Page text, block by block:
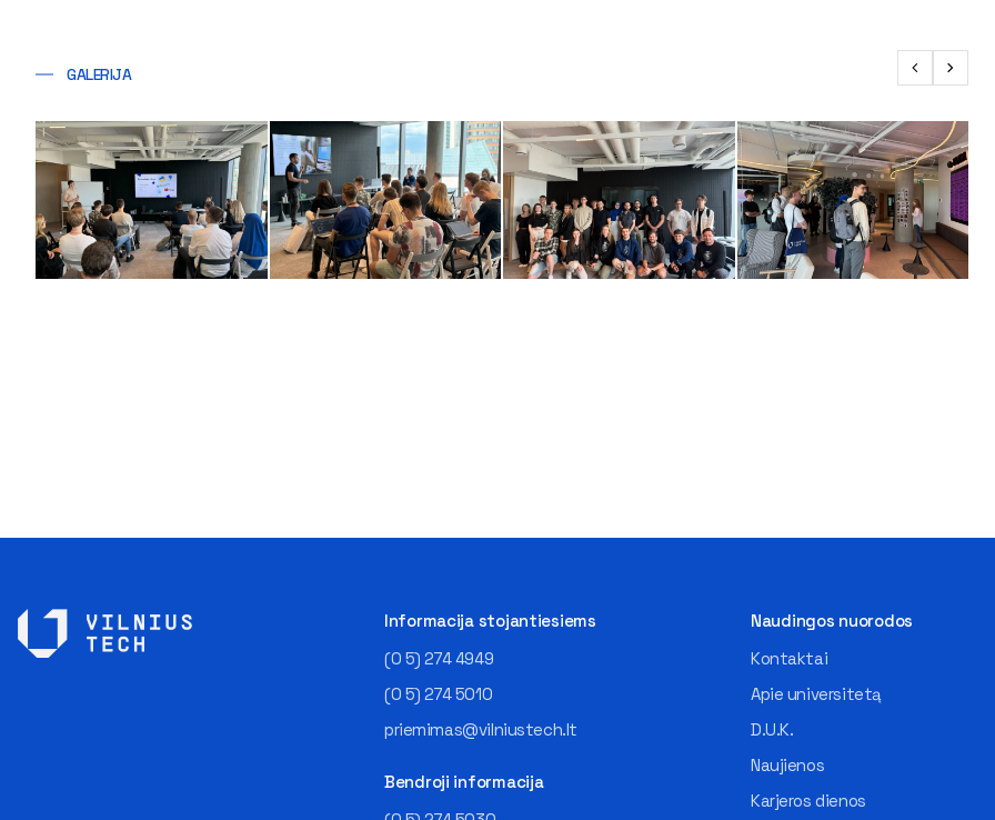
GALERIJA
Informacija stojantiesiems
(0 5) 274 4949
(0 5) 274 5010
priemimas@vilniustech.lt
Bendroji informacija
Naudingos nuorodos
Kontaktai
Apie universitetą
D.U.K.
Naujienos
Karjeros dienos